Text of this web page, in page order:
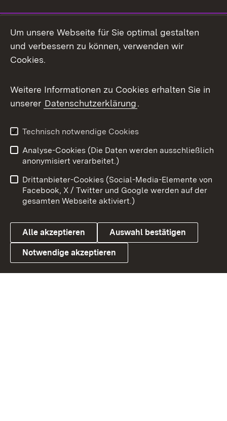
Facebook
X / Twitter
Youtube
Link zum Landesportal
Impressum
Kontakt
Barrierefreiheit
Datenschutz
Cookies
Um unsere Webseite für Sie optimal gestalten
und verbessern zu können, verwenden wir
Cookies.
Weitere Informationen zu Cookies erhalten Sie in
unserer Datenschutzerklärung.
Technisch notwendige Cookies
Analyse-Cookies (Die Daten werden ausschließlich
anonymisiert verarbeitet.)
Drittanbieter-Cookies (Social-Media-Elemente von
Facebook, X / Twitter und Google werden auf der
gesamten Webseite aktiviert.)
Alle akzeptieren Auswahl bestätigen
Notwendige akzeptieren